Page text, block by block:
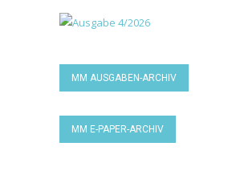
MM AUSGABEN-ARCHIV
MM E-PAPER-ARCHIV